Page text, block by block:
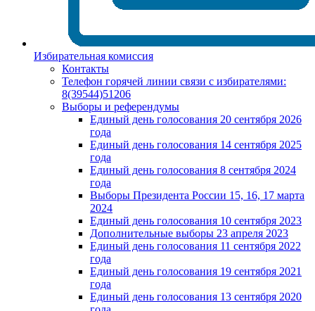
Избирательная комиссия
Контакты
Телефон горячей линии связи с избирателями:
8(39544)51206
Выборы и референдумы
Единый день голосования 20 сентября 2026
года
Единый день голосования 14 сентября 2025
года
Единый день голосования 8 сентября 2024
года
Выборы Президента России 15, 16, 17 марта
2024
Единый день голосования 10 сентября 2023
Дополнительные выборы 23 апреля 2023
Единый день голосования 11 сентября 2022
года
Единый день голосования 19 сентября 2021
года
Единый день голосования 13 сентября 2020